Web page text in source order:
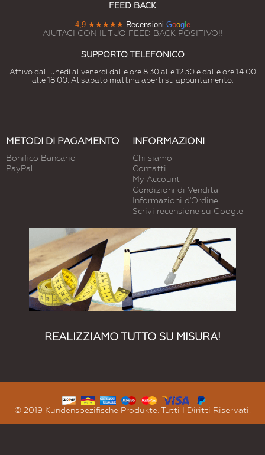
FEED BACK
4,9 ★★★★★ Recensioni Googl e
AIUTACI CON IL TUO FEED BACK POSITIVO!!
SUPPORTO TELEFONICO
Attivo dal lunedì al venerdì dalle ore 8.30 alle 12.30 e dalle ore 14.00
alle 18.00. Al sabato mattina aperti su appuntamento.
METODI DI PAGAMENTO
Bonifico Bancario
PayPal
INFORMAZIONI
Chi siamo
Contatti
My Account
Condizioni di Vendita
Informazioni d'Ordine
Scrivi recensione su Google
REALIZZIAMO TUTTO SU MISURA!
© 2019 Kundenspezifische Produkte. Tutti I Diritti Riservati.